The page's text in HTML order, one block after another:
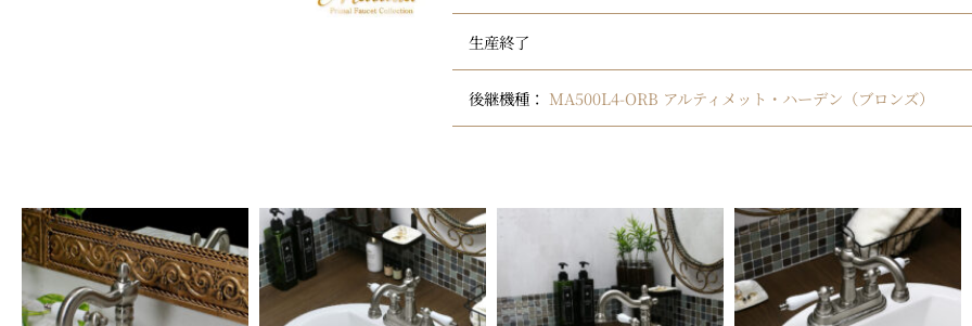
生産終了
後継機種：MA500L4-ORB アルティメット・ハーデン（ブロンズ）